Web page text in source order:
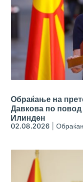
Обраќање на
Давкова по
Илинден
02.08.2026 |